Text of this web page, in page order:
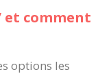
et comment
options les